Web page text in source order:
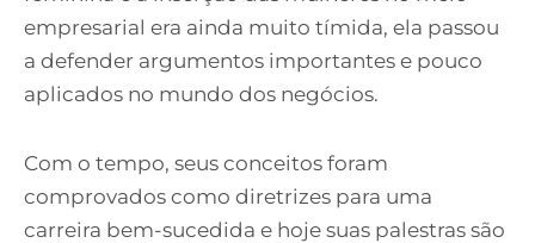
empresarial era ainda muito tímida, ela passou
a defender argumentos importantes e pouco
aplicados no mundo dos negócios.
Com o tempo, seus conceitos foram
comprovados como diretrizes para uma
carreira bem-sucedida e hoje suas palestras são